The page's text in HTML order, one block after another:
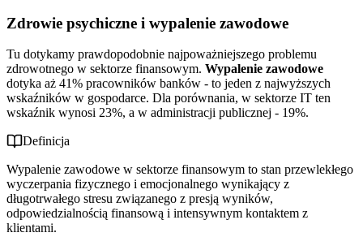
Zdrowie psychiczne i wypalenie zawodowe
Tu dotykamy prawdopodobnie najpoważniejszego problemu
zdrowotnego w sektorze finansowym. Wypalenie zawodowe
dotyka aż 41% pracowników banków - to jeden z najwyższych
wskaźników w gospodarce. Dla porównania, w sektorze IT ten
wskaźnik wynosi 23%, a w administracji publicznej - 19%.
Definicja
Wypalenie zawodowe w sektorze finansowym to stan przewlekłego
wyczerpania fizycznego i emocjonalnego wynikający z
długotrwałego stresu związanego z presją wyników,
odpowiedzialnością finansową i intensywnym kontaktem z
klientami.